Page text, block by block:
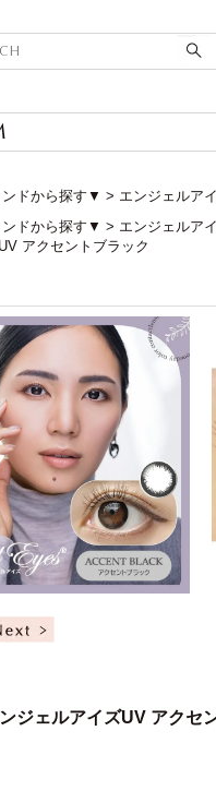
ドから探す▼ エンジェルア
ドから探す▼ エンジェルア
アクセントブラック
ジェルアイズUV アクセ